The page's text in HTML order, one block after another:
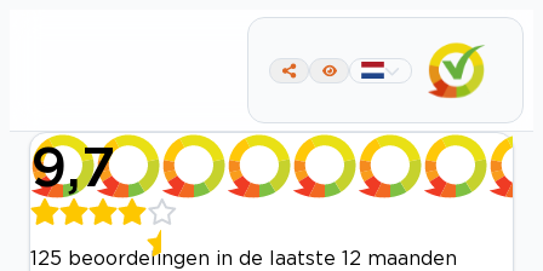
9,7
125 beoordelingen in de laatste 12 maanden